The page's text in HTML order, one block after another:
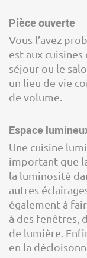
Pièce ouverte
Vous l’avez
est aux
séjour ou le
un lieu de vie
de volume.
Espace
Une cuisine
important que
la luminosité
autres
également à
à des fenêtres,
de lumière.
en la